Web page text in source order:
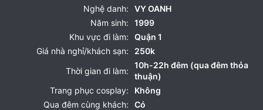
Nghệ danh:
VY OANH
Năm sinh:
1999
Khu vực đi làm:
Quận 1
Giá nhà nghỉ/khách sạn:
250k
Thời gian đi làm:
10h-22h đêm (qua đêm thỏa
thuận)
Trang phục cosplay:
Không
Qua đêm cùng khách:
Có